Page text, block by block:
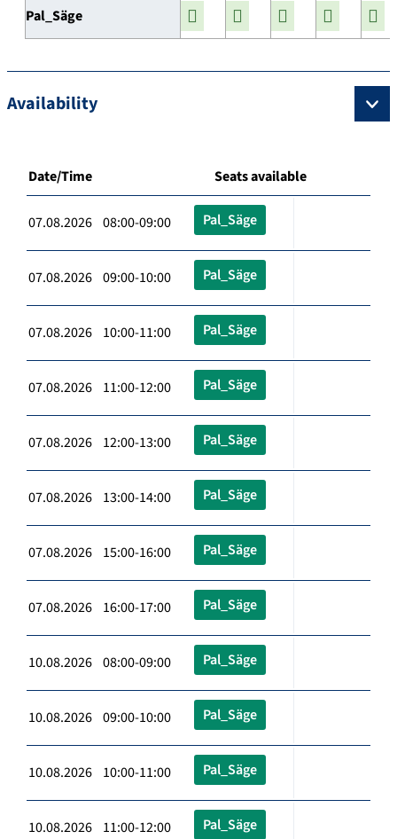
Pal_Säge
Availability
Date/Time Seats available
07.08.2026 08:00-09:00 Pal_Säge
07.08.2026 09:00-10:00 Pal_Säge
07.08.2026 10:00-11:00 Pal_Säge
07.08.2026 11:00-12:00 Pal_Säge
07.08.2026 12:00-13:00 Pal_Säge
07.08.2026 13:00-14:00 Pal_Säge
07.08.2026 15:00-16:00 Pal_Säge
07.08.2026 16:00-17:00 Pal_Säge
10.08.2026 08:00-09:00 Pal_Säge
10.08.2026 09:00-10:00 Pal_Säge
10.08.2026 10:00-11:00 Pal_Säge
10.08.2026 11:00-12:00 Pal_Säge